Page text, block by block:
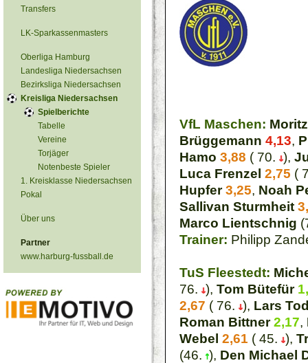
Transfers
LK-Sparkassenmasters
Oberliga Hamburg
Landesliga Niedersachsen
Bezirksliga Niedersachsen
Kreisliga Niedersachsen
Spielberichte
Tabelle
Vereine
Torjäger
Notenbeste Spieler
1. Kreisklasse Niedersachsen
Pokal
Über uns
Partner
www.harburg-fussball.de
VfL Maschen:
Brüggemann 4,13,
Hamo 3,88 ( 70. ),
Luca Frenzel 2,75 (
Hupfer 3,25, Noah
Sallivan Sturmheit
Marco Lientschnig
Trainer: Philipp
TuS Fleestedt:
76. ), Tom Bütefür
2,67 ( 76. ), Lars
Roman Bittner 2,17,
Webel 2,61 ( 45. ),
(46. ), Den Michael